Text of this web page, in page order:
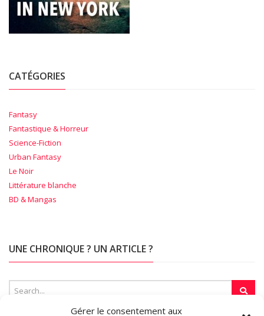
Gérer le consentement aux
CATÉGORIES
Fantasy
Fantastique & Horreur
Science-Fiction
Urban Fantasy
Le Noir
Littérature blanche
BD & Mangas
UNE CHRONIQUE ? UN ARTICLE ?